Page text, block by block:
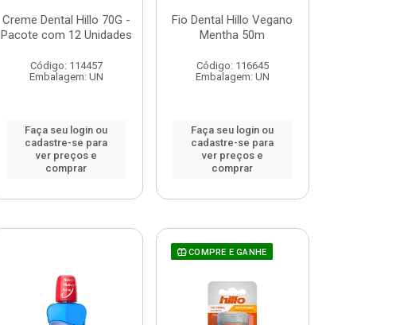
Creme Dental Hillo 70G -
Pacote com 12 Unidades
Código: 114457
Embalagem: UN
Faça seu login ou
cadastre-se para
ver preços e
comprar
Fio Dental Hillo Vegano
Mentha 50m
Código: 116645
Embalagem: UN
Faça seu login ou
cadastre-se para
ver preços e
comprar
COMPRE E GANHE